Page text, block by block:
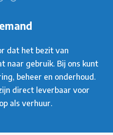
dat het bezit van
naar gebruik. Bij ons kunt
beheer en onderhoud.
direct leverbaar voor
als verhuur.